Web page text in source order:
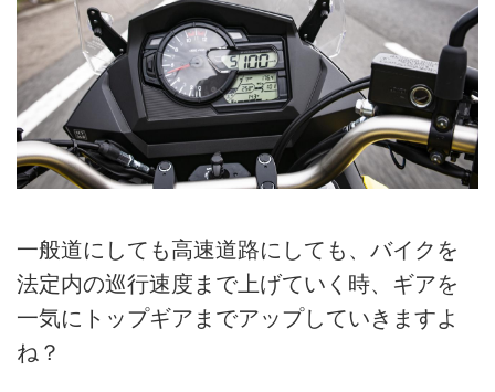
一般道にしても高速道路にしても、バイクを
法定内の巡行速度まで上げていく時、ギアを
一気にトップギアまでアップしていきますよ
ね？